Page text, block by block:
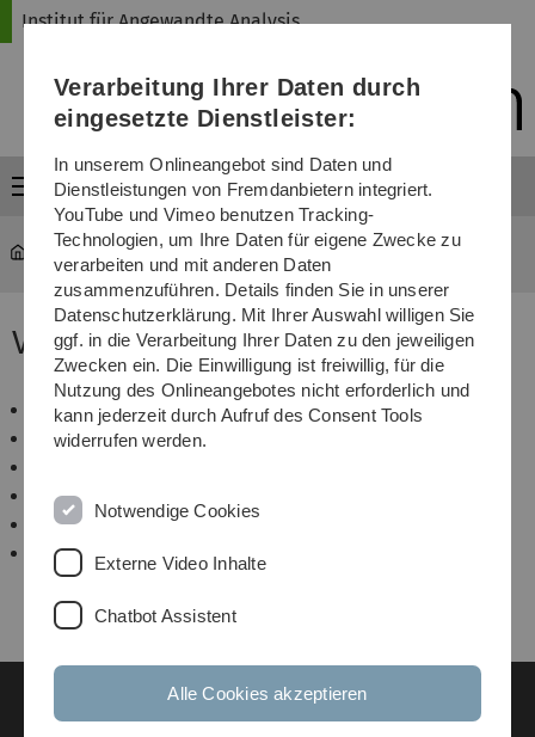
Direkt
Direkt
Direkt
(Sprache,
Drucken,
Media)
Direkt
Direkt
Institut für Angewandte Analysis
Menü
WS 17/18
Veranstaltungen im WS 17/18
Analysis 1
Maßtheorie
Dynamische Systeme
Internetseminar
Seminar Dynamische Systeme: Modellierung,
Analysis und Visualisierung
Verarbeitung Ihrer Daten durch
eingesetzte Dienstleister:
In unserem Onlineangebot sind Daten und
Dienstleistungen von Fremdanbietern integriert.
YouTube und Vimeo benutzen Tracking-
Technologien, um Ihre Daten für eigene Zwecke zu
verarbeiten und mit anderen Daten
zusammenzuführen. Details finden Sie in unserer
Datenschutzerklärung. Mit Ihrer Auswahl willigen Sie
ggf. in die Verarbeitung Ihrer Daten zu den jeweiligen
Zwecken ein. Die Einwilligung ist freiwillig, für die
Nutzung des Onlineangebotes nicht erforderlich und
kann jederzeit durch Aufruf des Consent Tools
widerrufen werden.
Notwendige Cookies
Externe Video Inhalte
Chatbot Assistent
Alle Cookies akzeptieren